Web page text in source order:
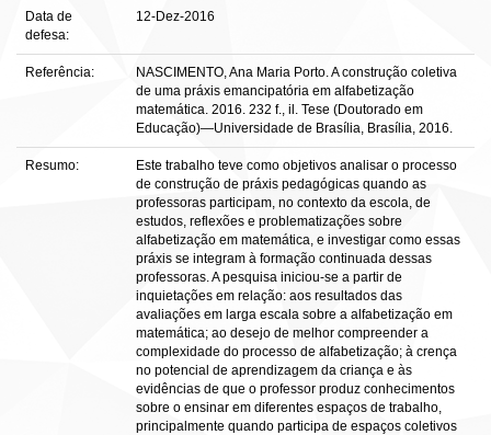
Data de
defesa:
12-Dez-2016
Referência:
NASCIMENTO, Ana Maria Porto. A construção coletiva
de uma práxis emancipatória em alfabetização
matemática. 2016. 232 f., il. Tese (Doutorado em
Educação)—Universidade de Brasília, Brasília, 2016.
Resumo:
Este trabalho teve como objetivos analisar o processo
de construção de práxis pedagógicas quando as
professoras participam, no contexto da escola, de
estudos, reflexões e problematizações sobre
alfabetização em matemática, e investigar como essas
práxis se integram à formação continuada dessas
professoras. A pesquisa iniciou-se a partir de
inquietações em relação: aos resultados das
avaliações em larga escala sobre a alfabetização em
matemática; ao desejo de melhor compreender a
complexidade do processo de alfabetização; à crença
no potencial de aprendizagem da criança e às
evidências de que o professor produz conhecimentos
sobre o ensinar em diferentes espaços de trabalho,
principalmente quando participa de espaços coletivos